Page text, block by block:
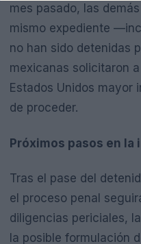
mes pasado, las
mismo expediente
no han sido detenidas
mexicanas solicitaron
Estados Unidos mayor
de proceder.
Próximos pasos en la
Tras el pase del
el proceso penal
diligencias periciales,
la posible formulación